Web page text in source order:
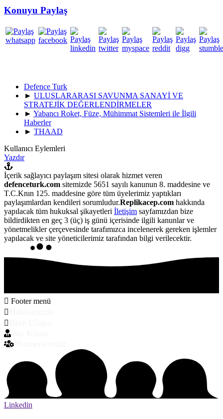
Konuyu Paylaş
Defence Turk
► ULUSLARARASI SAVUNMA SANAYİ VE
STRATEJİK DEĞERLENDİRMELER
► Yabancı Roket, Füze, Mühimmat Sistemleri ile İlgili
Haberler
► THAAD
Kullanıcı Eylemleri
Yazdır
İçerik sağlayıcı paylaşım sitesi olarak hizmet veren
defenceturk.com sitemizde 5651 sayılı kanunun 8. maddesine ve
T.C.Knın 125. maddesine göre tüm üyelerimiz yaptıkları
paylaşımlardan kendileri sorumludur.Replikacep.com hakkında
yapılacak tüm hukuksal şikayetleri İletişim sayfamızdan bize
bildirdikten en geç 3 (üç) iş günü içerisinde ilgili kanunlar ve
yönetmelikler çerçevesinde tarafımızca incelenerek gereken işlemler
yapılacak ve site yöneticilerimiz tarafından bilgi verilecektir.
Footer menü
Linkedin